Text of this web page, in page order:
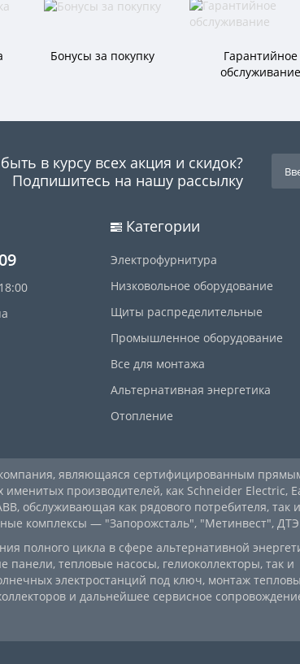
Бонусы за покупку
Гарантийное
обслуживание
в курсу всех акция и скидок?
Подпишитесь на нашу рассылку
Категории
Электрофурнитура
Низковольное оборудование
Щиты распределительные
Промышленное оборудование
Все для монтажа
Альтернативная энергетика
Отопление
являющаяся сертифицированным
именитых производителей, как Schneider Electric,
обслуживающая как рядового потребителя, так и
комплексы — "Запорожсталь", "Метинвест",
полного цикла в сфере альтернативной
панели, тепловые насосы, гелиоколлекторы, так и
электростанций под ключ, монтаж
и дальнейшее сервисное